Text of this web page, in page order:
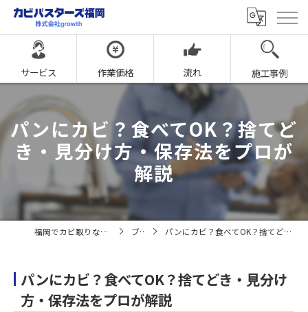
サービス 作業価格 流れ 施工事例
パンにカビ？食べてOK？捨てど
き・見分け方・保存法をプロが
解説
福岡でカビ取りならカビバスターズ福岡 ブログ パンにカビ？食べてOK？捨てどき・見分け方・保存法をプロが解説
パンにカビ？食べてOK？捨てどき・見分け
方・保存法をプロが解説